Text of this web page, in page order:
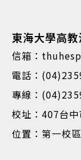
東海大學高
信箱：
電話：
專線：
校址：407台
位置：第一校